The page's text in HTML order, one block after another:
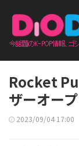
Rocket
ザーオープ
2023/09/04 17:00